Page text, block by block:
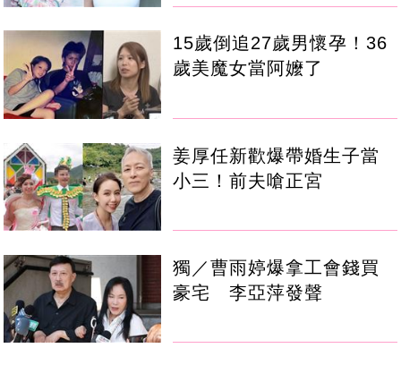
15歲倒追27歲男懷孕！36
歲美魔女當阿嬤了
姜厚任新歡爆帶婚生子當
小三！前夫嗆正宮
獨／曹雨婷爆拿工會錢買
豪宅 李亞萍發聲